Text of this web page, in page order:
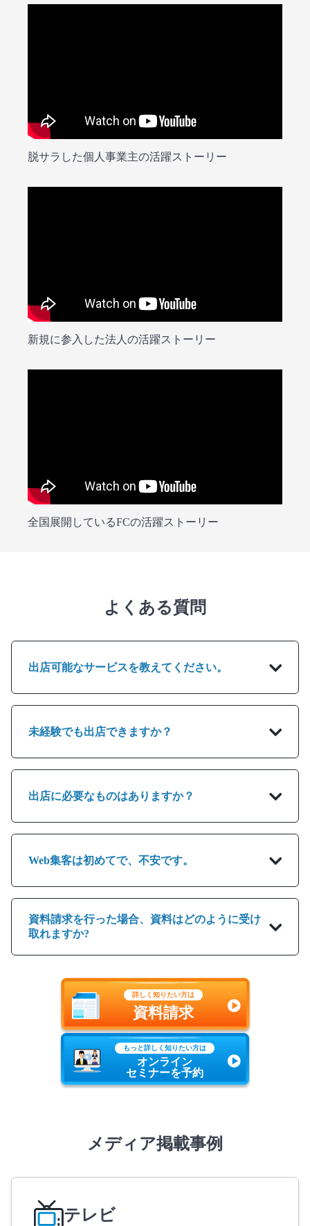
脱サラした個人事業主の活躍ストーリー
新規に参入した法人の活躍ストーリー
全国展開しているFCの活躍ストーリー
よくある質問
出店可能なサービスを教えてください。
未経験でも出店できますか？
出店に必要なものはありますか？
Web集客は初めてで、不安です。
資料請求を行った場合、資料はどのように受け
取れますか?
詳しく知りたい方は
資料請求
もっと詳しく知りたい方は
オンライン
セミナーを予約
メディア掲載事例
テレビ